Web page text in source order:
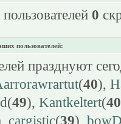
пользователей 0
пользователей:
празднуют
(40),
(49), Kantkeltert(40
cargistic(39),